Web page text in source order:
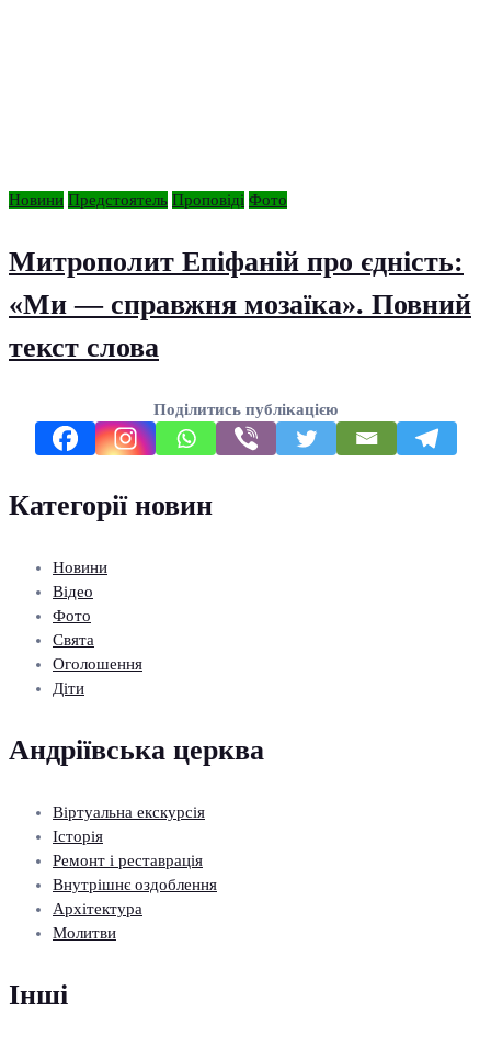
Новини Предстоятель Проповіді Фото
Митрополит Епіфаній про єдність:
«Ми — справжня мозаїка». Повний
текст слова
Поділитись публікацією
Категорії новин
Новини
Відео
Фото
Свята
Оголошення
Діти
Андріївська церква
Віртуальна екскурсія
Історія
Ремонт і реставрація
Внутрішнє оздоблення
Архітектура
Молитви
Інші